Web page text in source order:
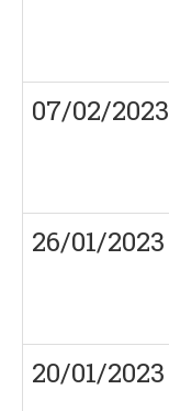
07/02/2023
26/01/2023
20/01/2023